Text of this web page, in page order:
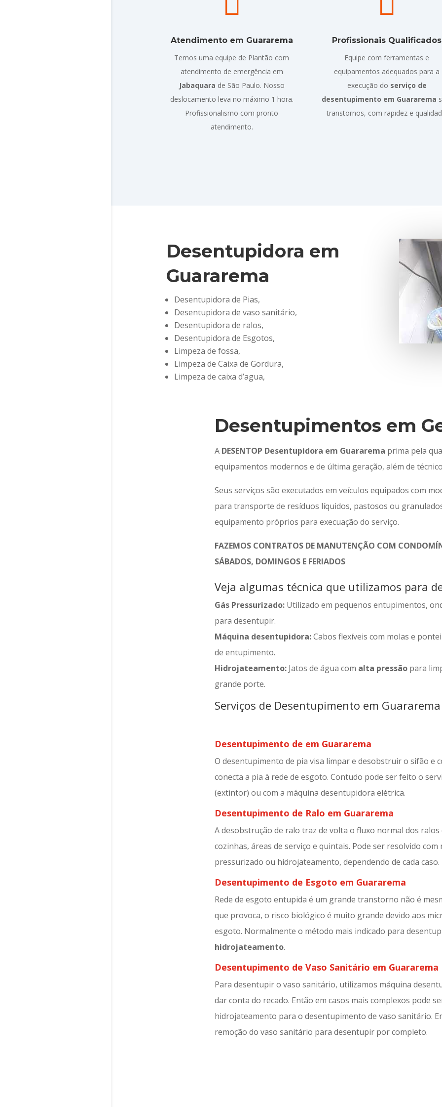
Atendimento em Guararema
Temos uma equipe de Plantão com
atendimento de emergência em
Jabaquara de São Paulo. Nosso
deslocamento leva no máximo 1 hora.
Profissionalismo com pronto
atendimento.
Profissionais Qualificados
Equipe com ferramentas e
equipamentos adequados para a
execução do serviço de
desentupimento em Guararema
transtornos, com rapidez e
Desentupidora em
Guararema
Desentupidora de Pias,
Desentupidora de vaso sanitário,
Desentupidora de ralos,
Desentupidora de Esgotos,
Limpeza de fossa,
Limpeza de Caixa de Gordura,
Limpeza de caixa d’agua,
Desentupimentos em
A DESENTOP Desentupidora em Guararema prima pela
equipamentos modernos e de última geração, além de
Seus serviços são executados em veículos equipados com
para transporte de resíduos líquidos, pastosos ou
equipamento próprios para execuação do serviço.
FAZEMOS CONTRATOS DE MANUTENÇÃO COM
SÁBADOS, DOMINGOS E FERIADOS
Veja algumas técnica que utilizamos para
Gás Pressurizado:Utilizado em pequenos entupimentos,
para desentupir.
Máquina desentupidora:Cabos flexíveis com molas e
de entupimento.
Hidrojateamento:Jatos de água com alta pressãopara
grande porte.
Serviços de Desentupimento em Guararema
Desentupimento de em Guararema
O desentupimento de pia visa limpar e desobstruir o sifão e
conecta a pia à rede de esgoto. Contudo pode ser feito o
(extintor) ou com a máquina desentupidora elétrica.
Desentupimento de Ralo em Guararema
A desobstrução de ralo traz de volta o fluxo normal dos
cozinhas, áreas de serviço e quintais. Pode ser resolvido
pressurizado ou hidrojateamento, dependendo de cada caso.
Desentupimento de Esgoto em Guararema
Rede de esgoto entupida é um grande transtorno não é
que provoca, o risco biológico é muito grande devido aos
esgoto. Normalmente o método mais indicado para
hidrojateamento.
Desentupimento de Vaso Sanitário em Guararema
Para desentupir o vaso sanitário, utilizamos máquina
dar conta do recado. Então em casos mais complexos pode
hidrojateamento para o desentupimento de vaso sanitário.
remoção do vaso sanitário para desentupir por completo.